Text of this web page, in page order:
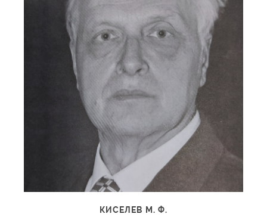
КИСЕЛЕВ М. Ф.